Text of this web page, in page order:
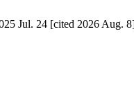
Jul. 24 [cited 2026 Aug.